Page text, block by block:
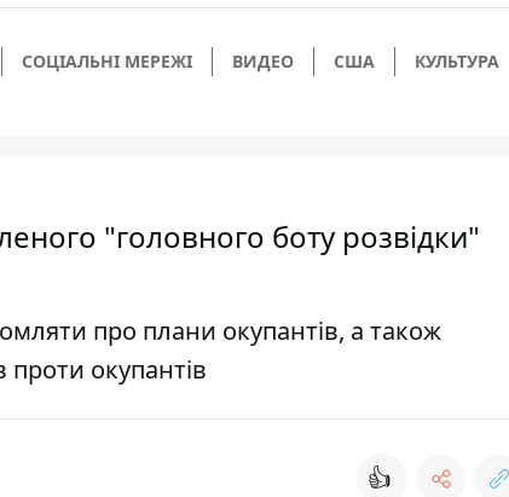
СОЦІАЛЬНІ МЕРЕЖІ ВИДЕО США КУЛЬТУРА
"головного боту розвідки"
про плани окупантів, а також
проти окупантів
👍